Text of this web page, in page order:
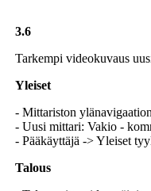
3.6
Tarkempi videokuvaus
Yleiset
- Mittariston
- Uusi mittari: Vakio -
- Pääkäyttäjä -> Yleiset
Talous